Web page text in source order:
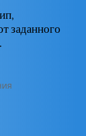
заданного